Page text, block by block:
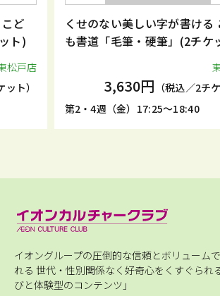
ど
ト)
松戸店
ト）
くせのない美しい字が書ける
も書道「毛筆・硬筆」(2チケ
3,630円 （税込／2チ
第2・4週（金）17:25～18:40
イオングループの圧倒的な信頼とボリューム
れる 世代・性別関係なく好奇心をくすぐられ
びと体験型のコンテンツ」